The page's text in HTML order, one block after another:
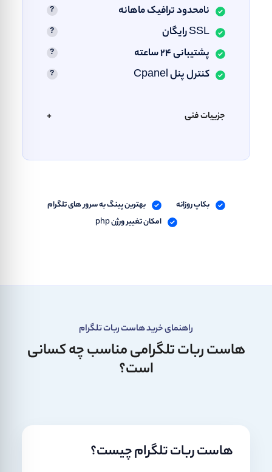
نامحدود ترافیک ماهانه
SSL رایگان
پشتیبانی ۲۴ ساعته
کنترل پنل Cpanel
جزییات فنی +
بکاپ روزانه
بهترین پینگ به سرور های تلگرام
امکان تغییر ورژن php
راهنمای خرید هاست ربات تلگرام
هاست ربات تلگرامی مناسب چه کسانی
است؟
هاست ربات تلگرام چیست؟